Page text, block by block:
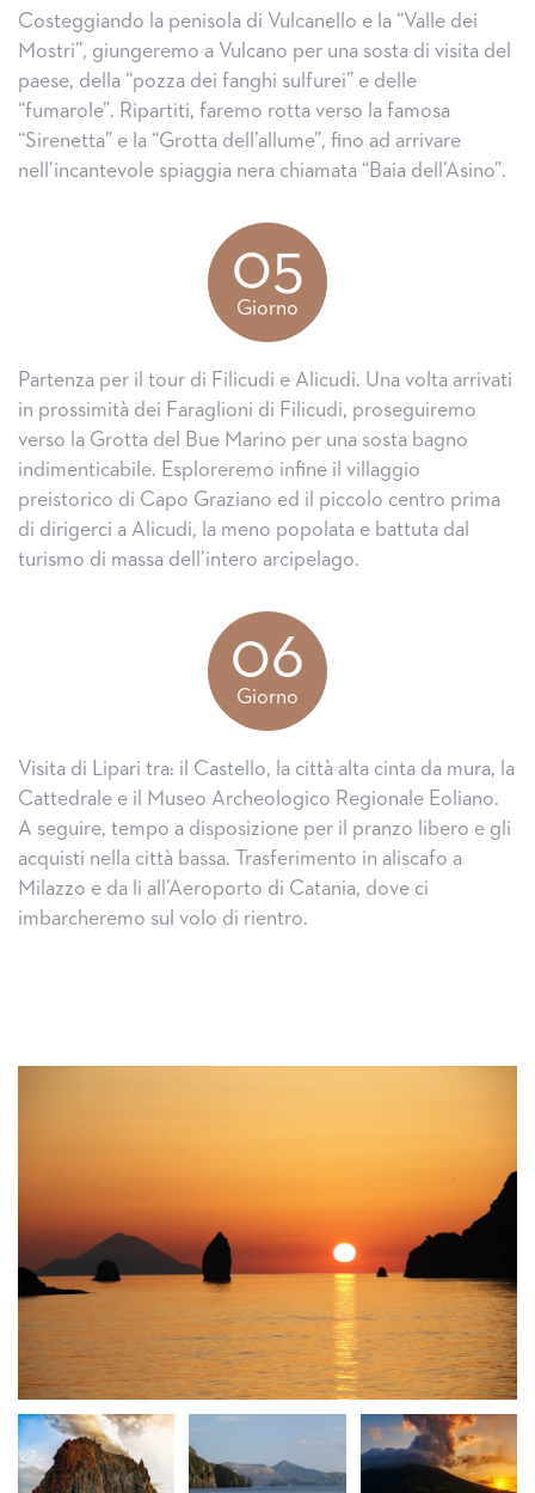
Costeggiando la penisola di Vulcanello e la “Valle dei
Mostri”, giungeremo a Vulcano per una sosta di visita del
paese, della “pozza dei fanghi sulfurei” e delle
“fumarole”. Ripartiti, faremo rotta verso la famosa
“Sirenetta” e la “Grotta dell’allume”, fino ad arrivare
nell’incantevole spiaggia nera chiamata “Baia dell’Asino”.
05
Giorno
Partenza per il tour di Filicudi e Alicudi. Una volta arrivati
in prossimità dei Faraglioni di Filicudi, proseguiremo
verso la Grotta del Bue Marino per una sosta bagno
indimenticabile. Esploreremo infine il villaggio
preistorico di Capo Graziano ed il piccolo centro prima
di dirigerci a Alicudi, la meno popolata e battuta dal
turismo di massa dell’intero arcipelago.
06
Giorno
Visita di Lipari tra: il Castello, la città alta cinta da mura, la
Cattedrale e il Museo Archeologico Regionale Eoliano.
A seguire, tempo a disposizione per il pranzo libero e gli
acquisti nella città bassa. Trasferimento in aliscafo a
Milazzo e da li all’Aeroporto di Catania, dove ci
imbarcheremo sul volo di rientro.